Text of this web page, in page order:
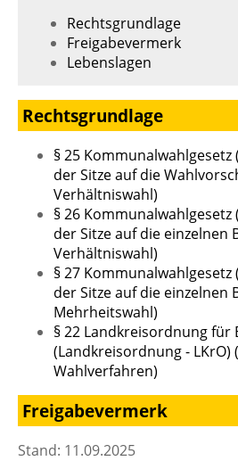
Rechtsgrundlage
Freigabevermerk
Lebenslagen
Rechtsgrundlage
§ 25
der Sitze auf die
Verhältniswahl)
§ 26
der Sitze auf die einzelnen
Verhältniswahl)
§ 27
der Sitze auf die einzelnen
Mehrheitswahl)
§ 22 Landkreisordnung
(Landkreisordnung -
Wahlverfahren)
Freigabevermerk
Stand: 11.09.2025